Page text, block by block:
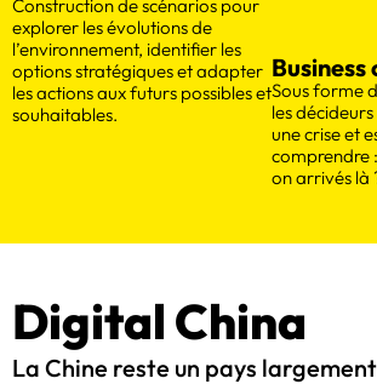
Construction de scénarios pour
explorer les évolutions de
l’environnement, identifier les
options stratégiques et adapter
les actions aux futurs possibles et
souhaitables.
Business
Sous forme
les
une crise et
comprendre
on arrivés là
Digital China
La Chine reste un pays